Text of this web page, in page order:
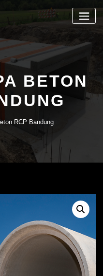
BETON
RCP Bandung